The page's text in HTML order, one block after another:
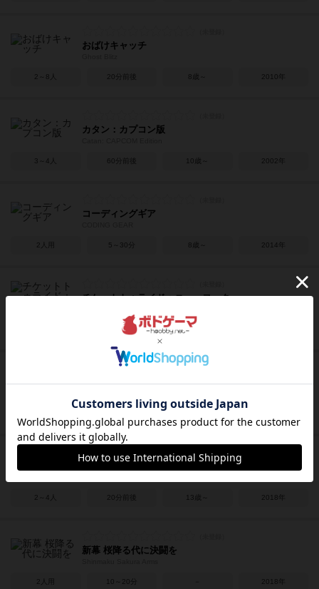
おばけキャッチ
2～8人 20分前後 8歳～ 2010年
カタン：カプコン版
3～4人 60分前後 10歳～ 2002年
コーディングギア
2人用 5～30分 8歳～ 2014年
チケットトゥライド：ニューヨーク
10～15分
ピロス：ミニ
2～4人 20分前後 13歳～ 2018年
新幕 桜降る代に決闘を
2人用 10～20分 2018年